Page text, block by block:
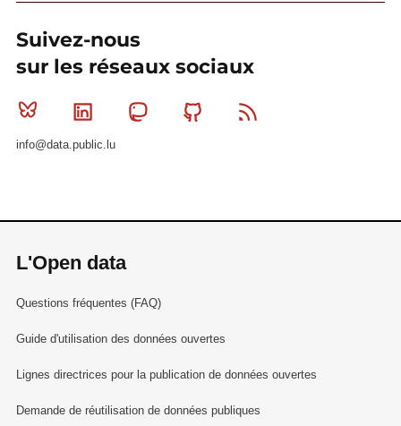
Suivez-nous
sur les réseaux sociaux
Bluesky Linkedin MastodonGithub
info@data.public.lu
L'Open data
Questions fréquentes (FAQ)
Guide d'utilisation des données ouvertes
Lignes directrices pour la publication de données ouvertes
Demande de réutilisation de données publiques